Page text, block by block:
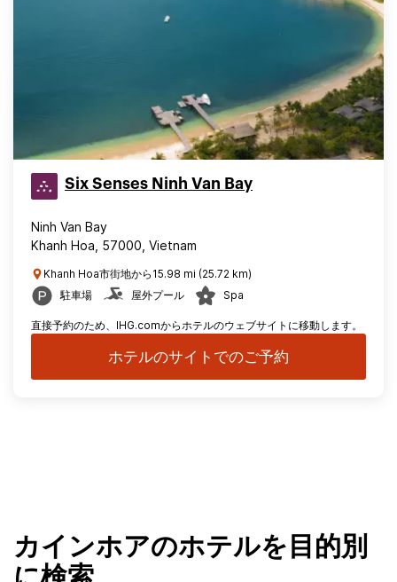
Six Senses Ninh Van Bay
Ninh Van Bay
Khanh Hoa, 57000, Vietnam
Khanh Hoa市街地から15.98 mi (25.72 km)
駐車場
屋外プール Spa
直接予約のため、IHG.comからホテルのウェブサイトに移動します。
ホテルのサイトでのご予約
カインホアのホテルを目的別